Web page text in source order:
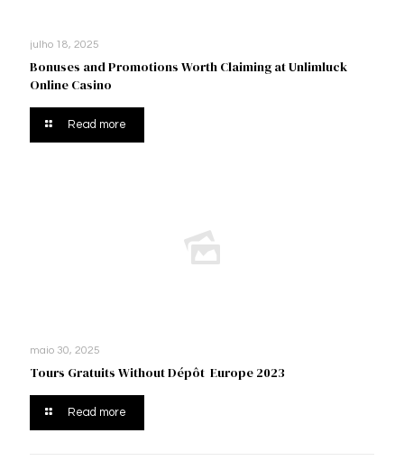
julho 18, 2025
Bonuses and Promotions Worth Claiming at Unlimluck
Online Casino
Read more
maio 30, 2025
Tours Gratuits Without Dépôt ️ Europe 2023
Read more